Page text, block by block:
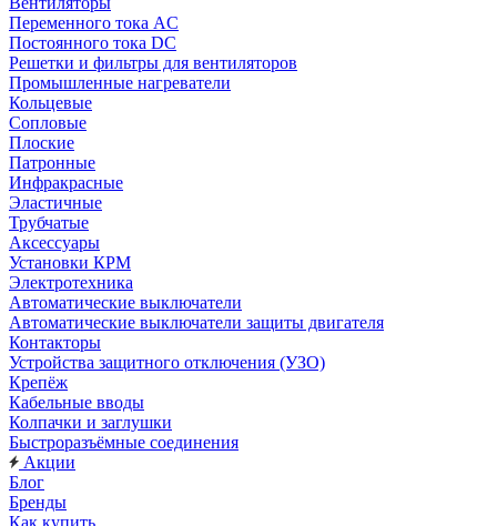
Переменного тока AC
Постоянного тока DC
Решетки и фильтры для вентиляторов
Промышленные нагреватели
Кольцевые
Сопловые
Плоские
Патронные
Инфракрасные
Эластичные
Трубчатые
Аксессуары
Установки КРМ
Электротехника
Автоматические выключатели
Автоматические выключатели защиты двигателя
Контакторы
Устройства защитного отключения (УЗО)
Крепёж
Кабельные вводы
Колпачки и заглушки
Быстроразъёмные соединения
Акции
Блог
Бренды
Как купить